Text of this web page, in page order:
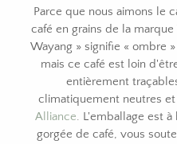
Parce que nous aimons le
café en grains de la marque
Wayang » signifie « ombre
mais ce café est loin
entièrement
climatiquement neutres
Alliance. L'emballage est
gorgée de café, vous